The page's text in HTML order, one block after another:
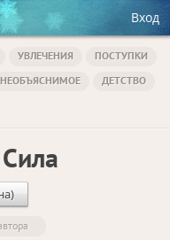
Вход
УВЛЕЧЕНИЯ
ПОСТУПКИ
НЕОБЪЯСНИМОЕ
ДЕТСТВО